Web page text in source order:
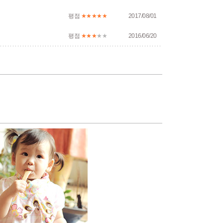
평점 ★★★★★ 2017/08/01
평점 ★★★★★ 2016/06/20